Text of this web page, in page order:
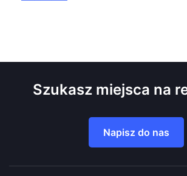
Szukasz miejsca na
Napisz do nas